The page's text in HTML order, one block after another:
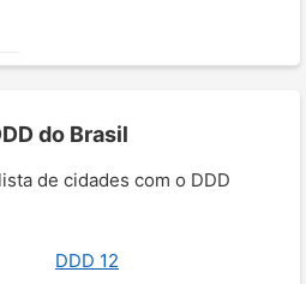
do Brasil
de cidades com o DDD
DDD 12